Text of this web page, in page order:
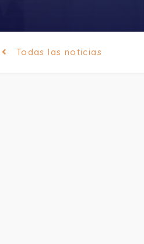
Todas las noticias